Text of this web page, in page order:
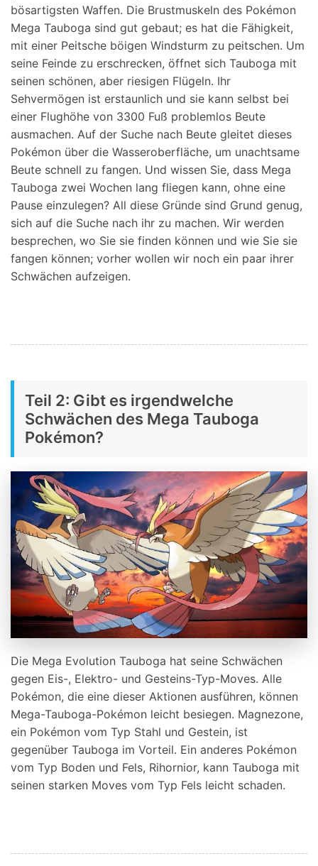
bösartigsten Waffen. Die Brustmuskeln des Pokémon
Mega Tauboga sind gut gebaut; es hat die Fähigkeit,
mit einer Peitsche böigen Windsturm zu peitschen. Um
seine Feinde zu erschrecken, öffnet sich Tauboga mit
seinen schönen, aber riesigen Flügeln. Ihr
Sehvermögen ist erstaunlich und sie kann selbst bei
einer Flughöhe von 3300 Fuß problemlos Beute
ausmachen. Auf der Suche nach Beute gleitet dieses
Pokémon über die Wasseroberfläche, um unachtsame
Beute schnell zu fangen. Und wissen Sie, dass Mega
Tauboga zwei Wochen lang fliegen kann, ohne eine
Pause einzulegen? All diese Gründe sind Grund genug,
sich auf die Suche nach ihr zu machen. Wir werden
besprechen, wo Sie sie finden können und wie Sie sie
fangen können; vorher wollen wir noch ein paar ihrer
Schwächen aufzeigen.
Teil 2: Gibt es irgendwelche
Schwächen des Mega Tauboga
Pokémon?
Die Mega Evolution Tauboga hat seine Schwächen
gegen Eis-, Elektro- und Gesteins-Typ-Moves. Alle
Pokémon, die eine dieser Aktionen ausführen, können
Mega-Tauboga-Pokémon leicht besiegen. Magnezone,
ein Pokémon vom Typ Stahl und Gestein, ist
gegenüber Tauboga im Vorteil. Ein anderes Pokémon
vom Typ Boden und Fels, Rihornior, kann Tauboga mit
seinen starken Moves vom Typ Fels leicht schaden.